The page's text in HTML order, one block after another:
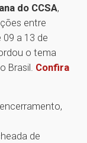
do CCSA,
entre
a 13 de
o tema
Brasil. Confira
de